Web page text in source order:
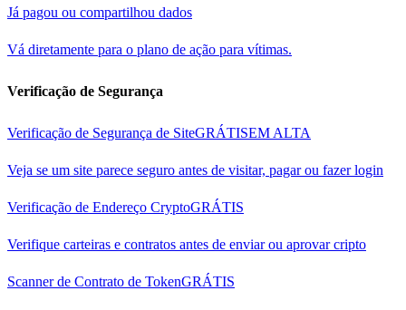
Já pagou ou compartilhou dados
Vá diretamente para o plano de ação para vítimas.
Verificação de Segurança
Verificação de Segurança de SiteGRÁTISEM ALTA
Veja se um site parece seguro antes de visitar, pagar ou fazer login
Verificação de Endereço CryptoGRÁTIS
Verifique carteiras e contratos antes de enviar ou aprovar cripto
Scanner de Contrato de TokenGRÁTIS